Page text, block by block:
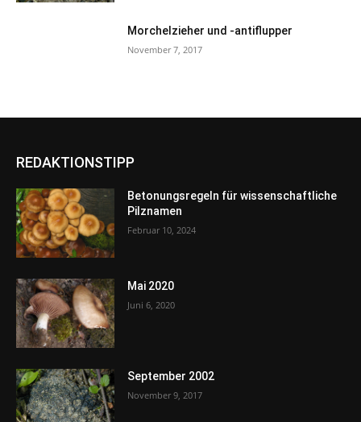
Morchelzieher und -antiflupper
November 7, 2017
REDAKTIONSTIPP
Betonungsregeln für wissenschaftliche
Pilznamen
Februar 10, 2024
Mai 2020
Juni 6, 2020
September 2002
November 9, 2017